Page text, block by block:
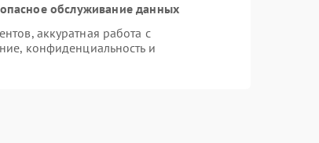
обслуживание данных
аккуратная работа с
конфиденциальность и